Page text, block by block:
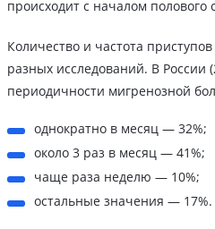
происходит с началом полового
Количество и частота
разных исследований. В России
периодичности мигренозной
однократно в месяц — 32%;
около 3 раз в месяц — 41%;
чаще раза неделю — 10%;
остальные значения — 17%.